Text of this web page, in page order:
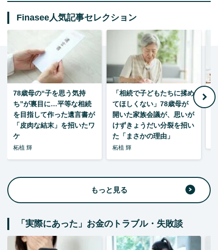
Finasee人気記事セレクション
78歳母の“子を思う気持
ち”が裏目に…平等な相続
を目指して作った遺言書が
「皮肉な結末」を招いたワ
ケ
柘植 輝
「相続で子どもたちに揉め
てほしくない」78歳母が
開いた家族会議が、思いが
けずきょうだい分裂を招い
た「まさかの理由」
柘植 輝
もっと見る
「実際にあった」お金のトラブル・失敗談